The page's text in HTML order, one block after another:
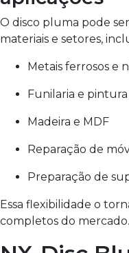
O disco pluma pode
materiais e setores,
Metais ferrosos e
Funilaria e
Madeira e MDF
Reparação de
Preparação de
Essa flexibilidade o
completos do mercado.